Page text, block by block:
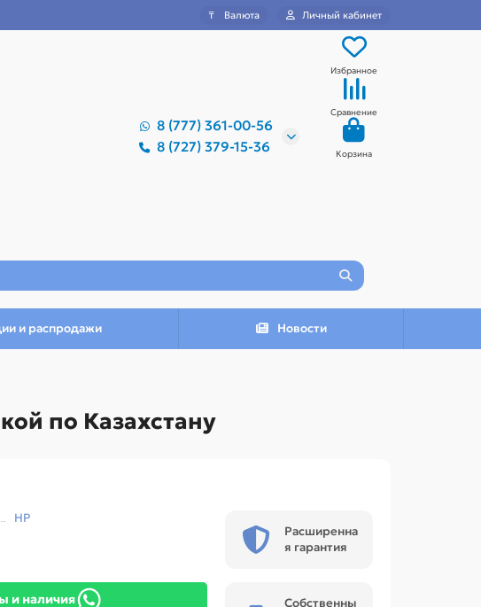
₸ Валюта Личный кабинет
8 (777) 361-00-56
8 (727) 379-15-36
Избранное
Сравнение
Корзина
и распродажи Новости
по Казахстану
HP
и наличия
Расширенна
я гарантия
Собственны